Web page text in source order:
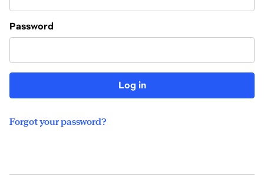
Password
Log in
Forgot your password?